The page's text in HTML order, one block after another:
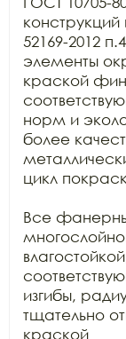
52169-2012
элементы
краской
норм и
более
цикл
Все
изгибы,
тщательно
краской